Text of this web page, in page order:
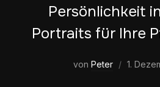
Persönlichkeit
Portraits für Ihre
von Peter 1.